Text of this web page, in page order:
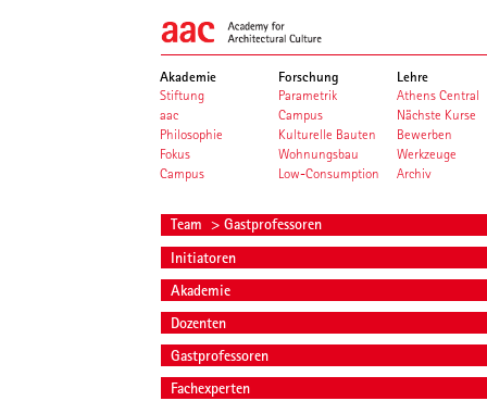
Akademie
Stiftung
aac
Philosophie
Fokus
Campus
Forschung
Parametrik
Campus
Kulturelle Bauten
Wohnungsbau
Low-Consumption
Lehre
Athens Central
Nächste Kurse
Bewerben
Werkzeuge
Archiv
Team > Gastprofessoren
Initiatoren
Akademie
Dozenten
Gastprofessoren
Fachexperten